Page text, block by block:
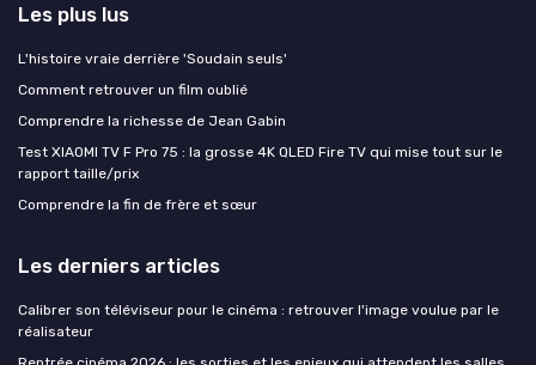
Les plus lus
L'histoire vraie derrière 'Soudain seuls'
Comment retrouver un film oublié
Comprendre la richesse de Jean Gabin
Test XIAOMI TV F Pro 75 : la grosse 4K QLED Fire TV qui mise tout sur le
rapport taille/prix
Comprendre la fin de frère et sœur
Les derniers articles
Calibrer son téléviseur pour le cinéma : retrouver l'image voulue par le
réalisateur